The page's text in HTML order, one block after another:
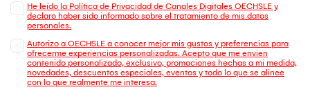
He leído la Política de Privacidad de Canales Digitales OECHSLE y
declaro haber sido informado sobre el tratamiento de mis datos
personales.
Autorizo a OECHSLE a conocer mejor mis gustos y preferencias para
ofrecerme experiencias personalizadas. Acepto que me envien
contenido personalizado, exclusivo, promociones hechas a mi medida,
novedades, descuentos especiales, eventos y todo lo que se alinee
con lo que realmente me interesa.